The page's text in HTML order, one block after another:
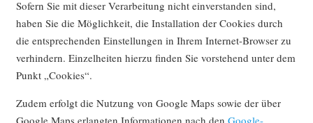
Sofern Sie mit dieser Verarbeitung nicht einverstanden sind,
haben Sie die Möglichkeit, die Installation der Cookies durch
die entsprechenden Einstellungen in Ihrem Internet-Browser zu
verhindern. Einzelheiten hierzu finden Sie vorstehend unter dem
Punkt „Cookies“.
Zudem erfolgt die Nutzung von Google Maps sowie der über
Google Maps erlangten Informationen nach den Google-